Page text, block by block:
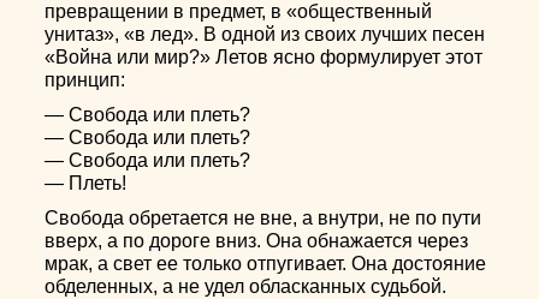
превращении в предмет, в «общественный
унитаз», «в лед». В одной из своих лучших песен
«Война или мир?» Летов ясно формулирует этот
принцип:
— Свобода или плеть?
— Свобода или плеть?
— Свобода или плеть?
— Плеть!
Свобода обретается не вне, а внутри, не по пути
вверх, а по дороге вниз. Она обнажается через
мрак, а свет ее только отпугивает. Она достояние
обделенных, а не удел обласканных судьбой.